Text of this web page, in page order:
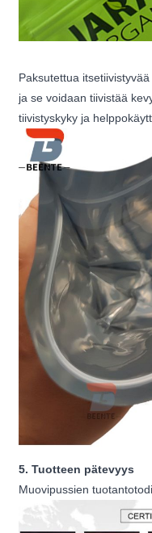
Paksutettua
ja se voidaan tiivistää
tiivistyskyky ja
5. Tuotteen pätevyys
Muovipussien